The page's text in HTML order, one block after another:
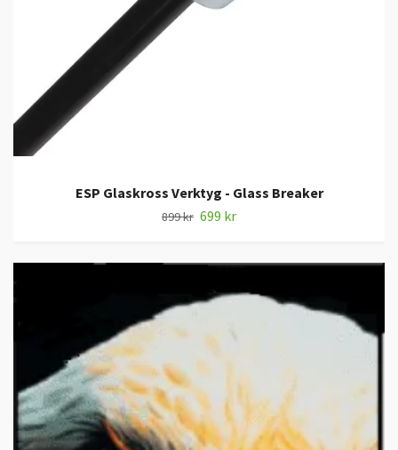
ESP Glaskross Verktyg - Glass Breaker
899 kr 699 kr